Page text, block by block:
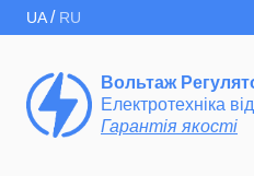
UA/ RU
Вольтаж
Електротехніка
Гарантія якості